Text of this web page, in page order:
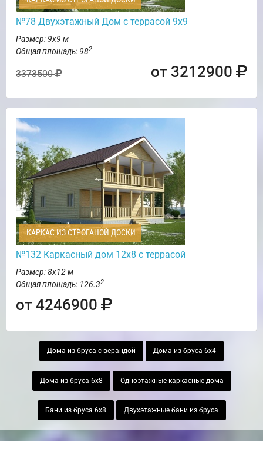
№78 Двухэтажный Дом с террасой 9х9
Размер: 9х9 м
Общая площадь: 982
3373500 от 3212900
КАРКАС ИЗ СТРОГАНОЙ ДОСКИ
№132 Каркасный дом 12х8 с террасой
Размер: 8х12 м
Общая площадь: 126.32
от 4246900
Дома из бруса с верандой Дома из бруса 6х4
Дома из бруса 6х8 Одноэтажные каркасные дома
Бани из бруса 6х8 Двухэтажные бани из бруса